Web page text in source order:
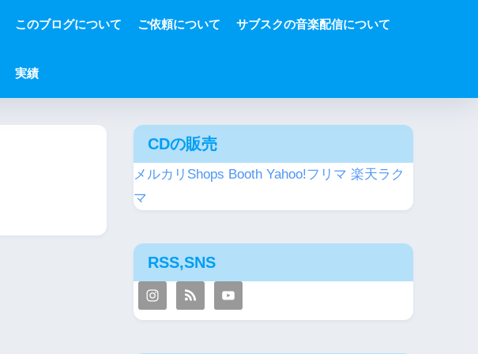
このブログについて ご依頼について サブスクの音楽配信について
実績
CDの販売
メルカリShops Booth Yahoo!フリマ 楽天ラク
マ
RSS,SNS